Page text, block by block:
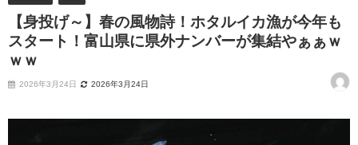
【身投げ～】春の風物詩！ホタルイカ漁が今年も
スタート！富山県に県外ナンバーが集結やぁぁｗ
ｗｗ
2026年3月24日 2026年3月24日